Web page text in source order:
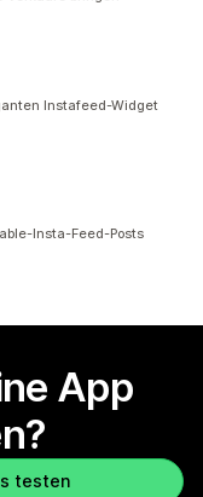
Instafeed-Widget
Insta-Feed-Posts
App
testen